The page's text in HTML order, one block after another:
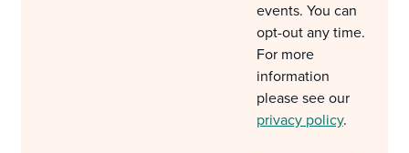
events. You can
opt-out any time.
For more
information
please see our
privacy policy.